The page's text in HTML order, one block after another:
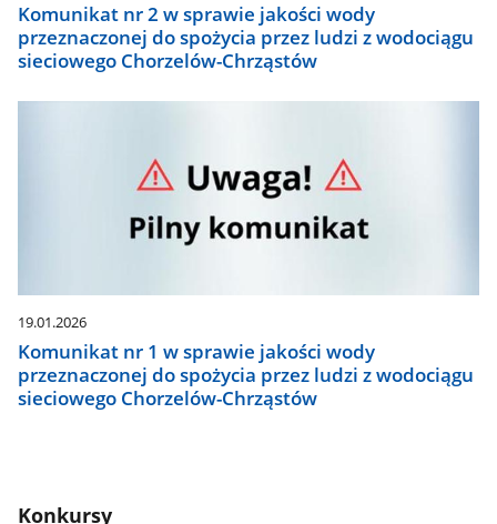
Komunikat nr 2 w sprawie jakości wody
przeznaczonej do spożycia przez ludzi z wodociągu
sieciowego Chorzelów-Chrząstów
19.01.2026
Komunikat nr 1 w sprawie jakości wody
przeznaczonej do spożycia przez ludzi z wodociągu
sieciowego Chorzelów-Chrząstów
Konkursy